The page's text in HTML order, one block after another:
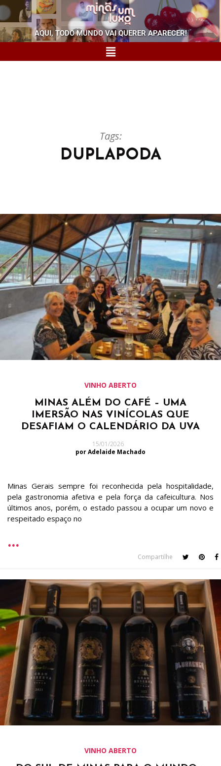
AQUI, TODO MUNDO VAI QUERER APARECER!
Tags:
DUPLAPODA
VINHO ABERTO
MINAS ALÉM DO CAFÉ – UMA
IMERSÃO NAS VINÍCOLAS QUE
DESAFIAM O CALENDÁRIO DA UVA
15/01/2026
por Adelaide Machado
Minas Gerais sempre foi reconhecida pela hospitalidade,
pela gastronomia afetiva e pela força da cafeicultura. Nos
últimos anos, porém, o estado passou a ocupar um novo e
respeitado espaço no
Compartilhe
VINHO ABERTO